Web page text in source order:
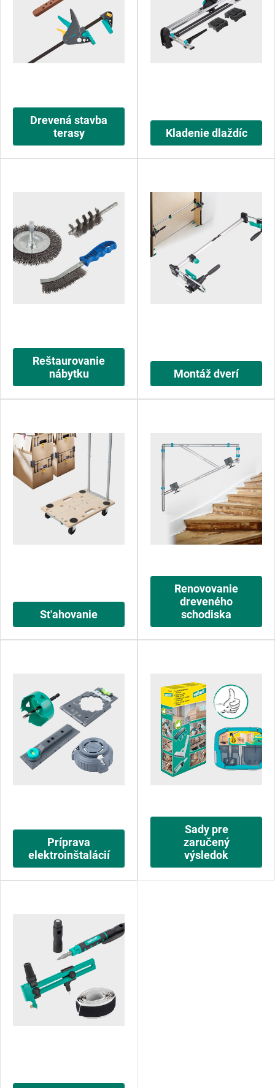
Drevená stavba
terasy
Kladenie dlaždíc
Reštaurovanie
nábytku
Montáž dverí
Sťahovanie
Renovovanie
dreveného
schodiska
Príprava
elektroinštalácií
Sady pre
zaručený
výsledok